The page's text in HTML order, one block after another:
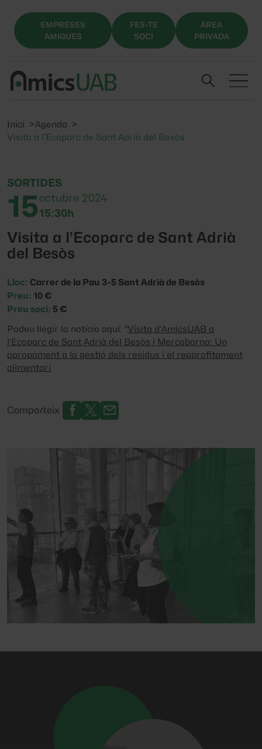
EMPRESES
AMIGUES
FES-TE
SOCI
ÀREA
PRIVADA
Inici
Agenda
Visita a l’Ecoparc de Sant Adrià del Besòs
SORTIDES
15octubre 2024
15:30h
Visita a l’Ecoparc de Sant Adrià
del Besòs
Lloc: Carrer de la Pau 3-5 Sant Adrià de Besòs
Preu: 10 €
Preu soci: 5 €
Podeu llegir la notícia aquí: "Visita d'AmicsUAB a
l'Ecoparc de Sant Adrià del Besòs i Mercabarna: Un
apropament a la gestió dels residus i el reaprofitament
alimentari
Comparteix